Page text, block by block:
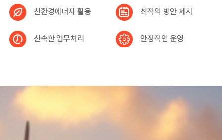
친환경에너지 활용 최적의 방안 제시
신속한 업무처리 안정적인 운영